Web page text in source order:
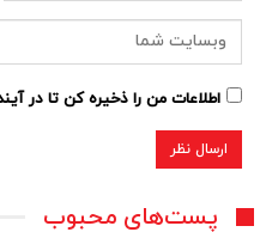
اطلاعات من را ذخیره کن تا در
پست‌های محبوب